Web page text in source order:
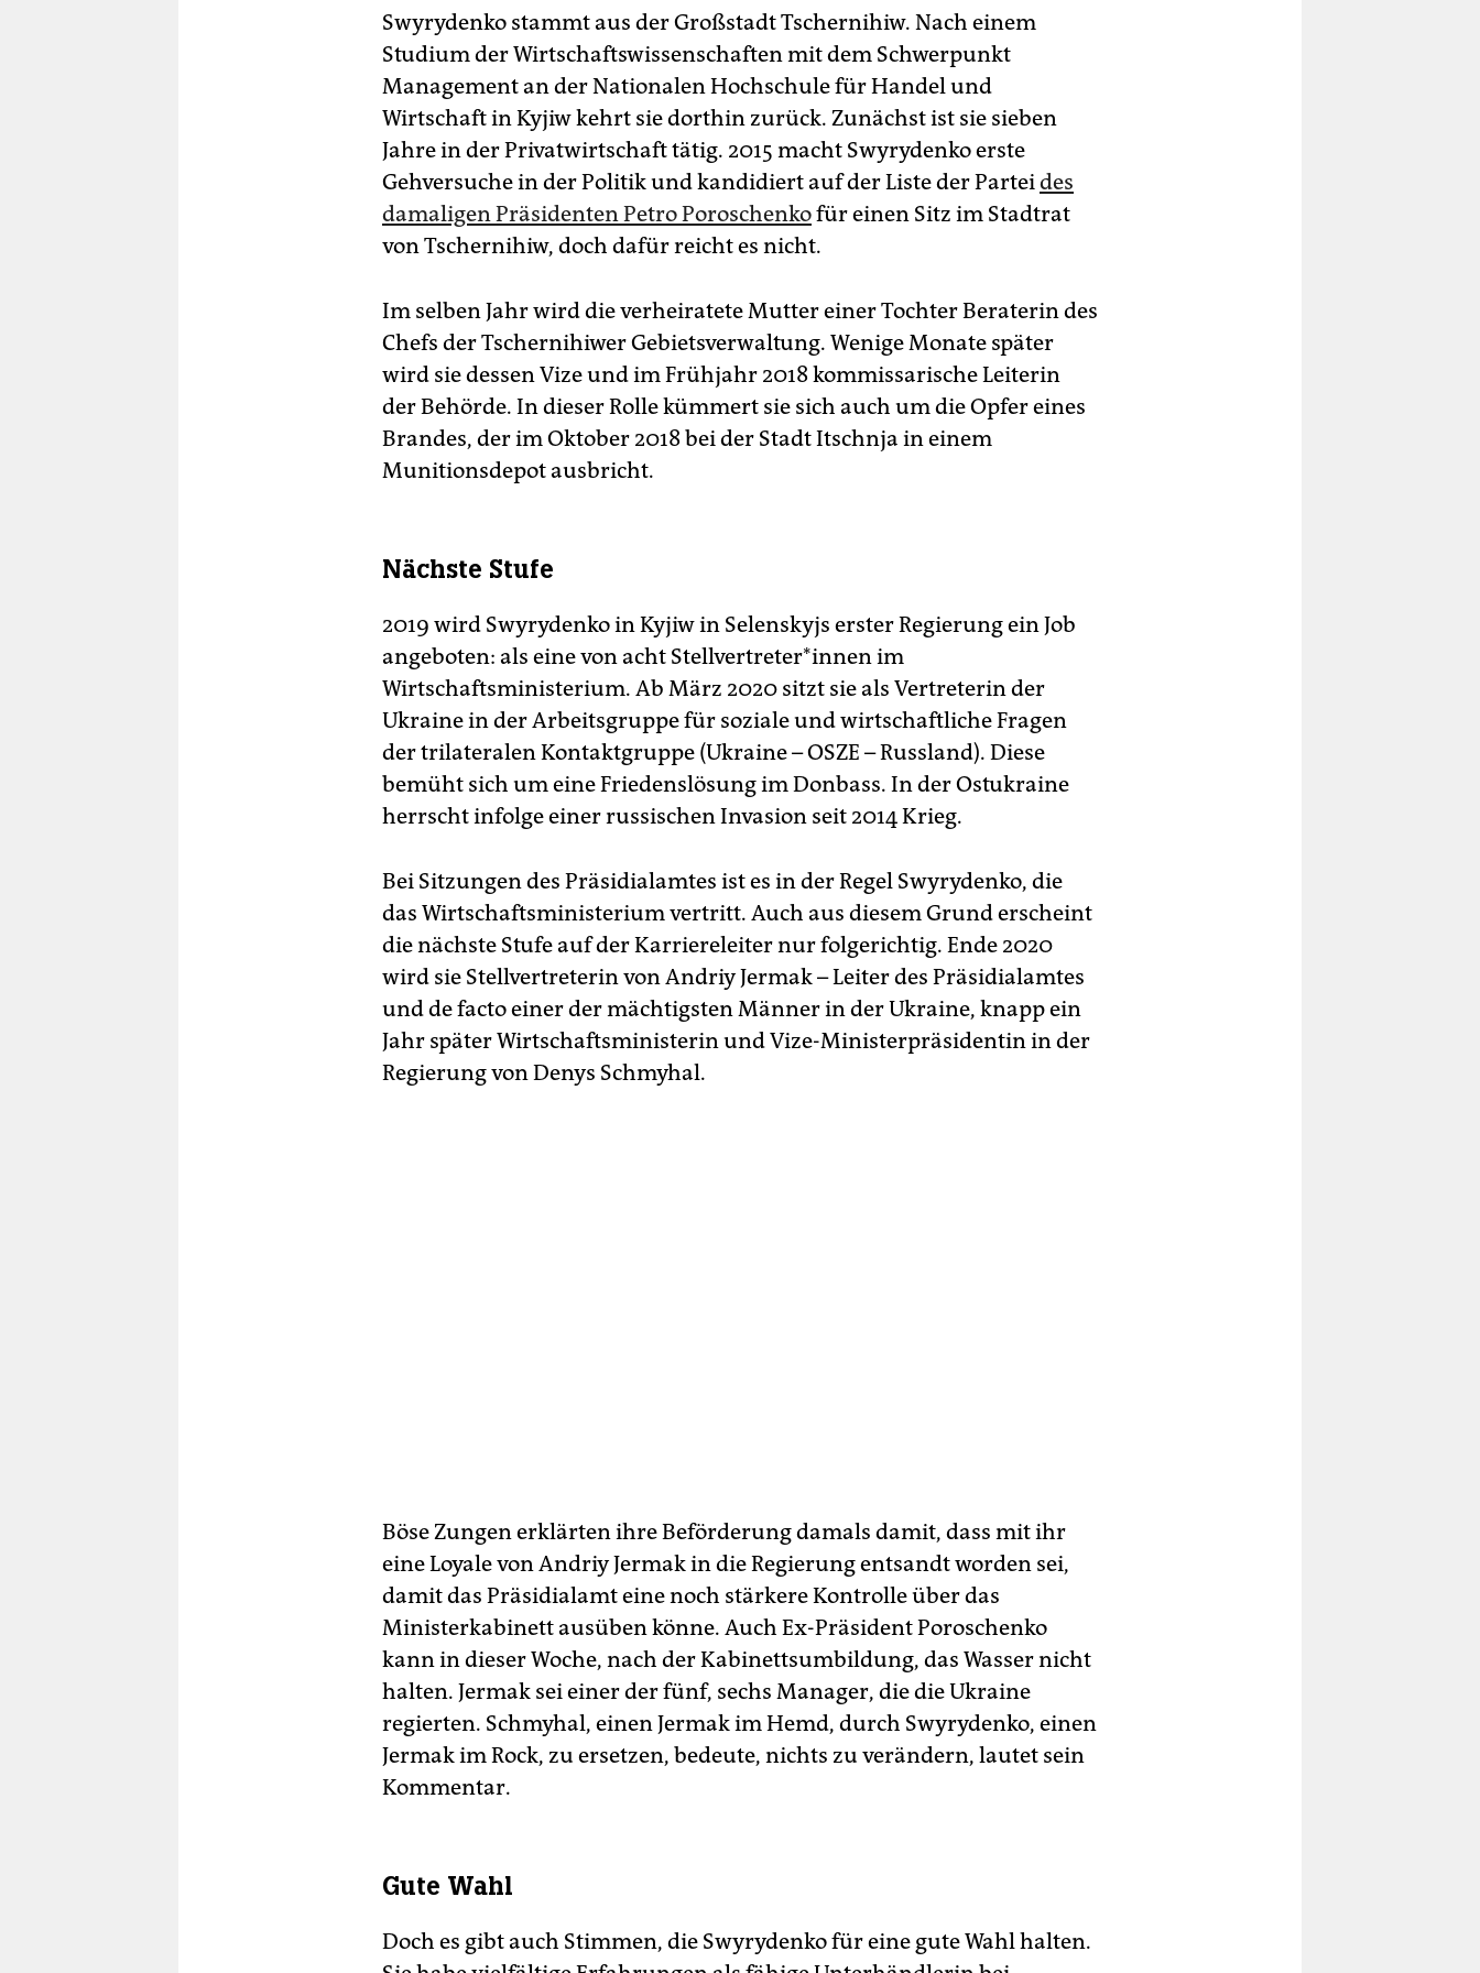
Swyrydenko stammt aus der Großstadt Tschernihiw. Nach einem
Studium der Wirtschaftswissenschaften mit dem Schwerpunkt
Management an der Nationalen Hochschule für Handel und
Wirtschaft in Kyjiw kehrt sie dorthin zurück. Zunächst ist sie sieben
Jahre in der Privatwirtschaft tätig. 2015 macht Swyrydenko erste
Gehversuche in der Politik und kandidiert auf der Liste der Parteides
damaligen Präsidenten Petro Poroschenkofür einen Sitz im Stadtrat
von Tschernihiw, doch dafür reicht es nicht.
Im selben Jahr wird die verheiratete Mutter einer Tochter Beraterin des
Chefs der Tschernihiwer Gebietsverwaltung. Wenige Monate später
wird sie dessen Vize und im Frühjahr 2018 kommissarische Leiterin
der Behörde. In dieser Rolle kümmert sie sich auch um die Opfer eines
Brandes, der im Oktober 2018 bei der Stadt Itschnja in einem
Munitionsdepot ausbricht.
Nächste Stufe
2019 wird Swyrydenko in Kyjiw in Selenskyjs erster Regierung ein Job
angeboten: als eine von acht Stell­ver­tre­te­r*in­nen im
Wirtschaftsministerium. Ab März 2020 sitzt sie als Vertreterin der
Ukraine in der Arbeitsgruppe für soziale und wirtschaftliche Fragen
der trilateralen Kontaktgruppe (Ukraine – OSZE – Russland). Diese
bemüht sich um eine Friedenslösung im Donbass. In der Ostukraine
herrscht infolge einer russischen Invasion seit 2014 Krieg.
Bei Sitzungen des Präsidialamtes ist es in der Regel Swyrydenko, die
das Wirtschaftsministerium vertritt. Auch aus diesem Grund erscheint
die nächste Stufe auf der Karriereleiter nur folgerichtig. Ende 2020
wird sie Stellvertreterin von Andriy Jermak – Leiter des Präsidialamtes
und de facto einer der mächtigsten Männer in der Ukraine, knapp ein
Jahr später Wirtschaftsministerin und Vize-Ministerpräsidentin in der
Regierung von Denys Schmyhal.
Böse Zungen erklärten ihre Beförderung damals damit, dass mit ihr
eine Loyale von Andriy Jermak in die Regierung entsandt worden sei,
damit das Präsidialamt eine noch stärkere Kontrolle über das
Ministerkabinett ausüben könne. Auch Ex-Präsident Poroschenko
kann in dieser Woche, nach der Kabinettsumbildung, das Wasser nicht
halten. Jermak sei einer der fünf, sechs Manager, die die Ukraine
regierten. Schmyhal, einen Jermak im Hemd, durch Swyrydenko, einen
Jermak im Rock, zu ersetzen, bedeute, nichts zu verändern, lautet sein
Kommentar.
Gute Wahl
Doch es gibt auch Stimmen, die Swyrydenko für eine gute Wahl halten.